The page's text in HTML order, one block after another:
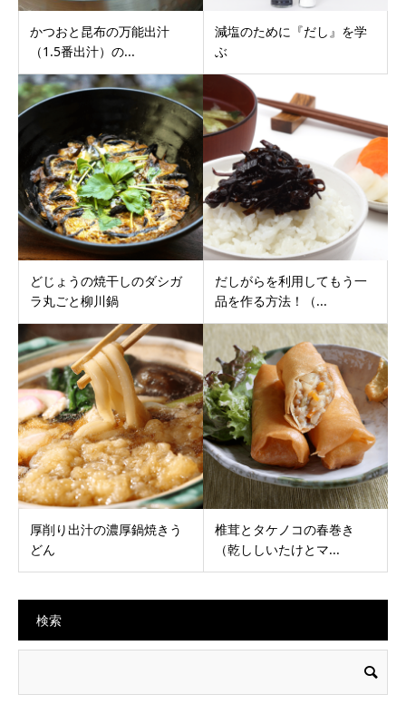
かつおと昆布の万能出汁
（1.5番出汁）の...
減塩のために『だし』を学
ぶ
どじょうの焼干しのダシガ
ラ丸ごと柳川鍋
だしがらを利用してもう一
品を作る方法！（...
厚削り出汁の濃厚鍋焼きう
どん
椎茸とタケノコの春巻き
（乾ししいたけとマ...
検索